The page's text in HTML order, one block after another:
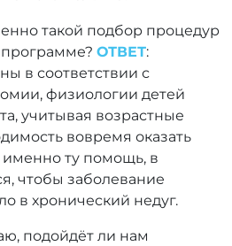
такой подбор процедур
программе? ОТВЕТ:
в соответствии с
физиологии детей
учитывая возрастные
вовремя оказать
ту помощь, в
чтобы заболевание
в хронический недуг.
подойдёт ли нам